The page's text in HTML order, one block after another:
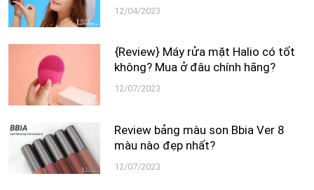
12/04/2023
{Review} Máy rửa mặt Halio có tốt
không? Mua ở đâu chính hãng?
12/07/2023
Review bảng màu son Bbia Ver 8
màu nào đẹp nhất?
12/07/2023